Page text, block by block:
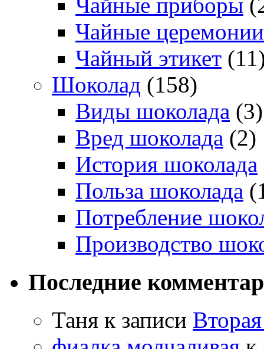
Чайные церемонии
Чайный этикет
Шоколад (158)
Виды шоколада (3)
Вред шоколада (2)
История шоколада
Польза шоколада
Потребление
Производство
Последние
Таня к записи